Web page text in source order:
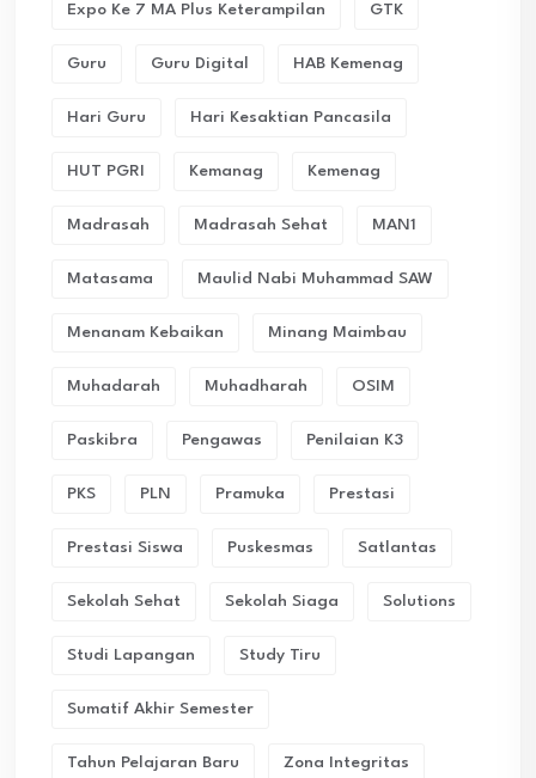
Expo Ke 7 MA Plus Keterampilan GTK
Guru Guru Digital HAB Kemenag
Hari Guru Hari Kesaktian Pancasila
HUT PGRI Kemanag Kemenag
Madrasah Madrasah Sehat MAN1
Matasama Maulid Nabi Muhammad SAW
Menanam Kebaikan Minang Maimbau
Muhadarah Muhadharah OSIM
Paskibra Pengawas Penilaian K3
PKS PLN Pramuka Prestasi
Prestasi Siswa Puskesmas Satlantas
Sekolah Sehat Sekolah Siaga Solutions
Studi Lapangan Study Tiru
Sumatif Akhir Semester
Tahun Pelajaran Baru Zona Integritas